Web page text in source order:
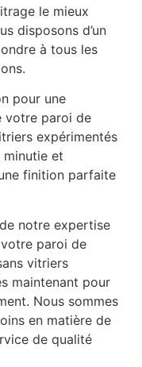
le mieux
disposons d’un
à tous les
pour une
votre paroi de
expérimentés
et
finition parfaite
notre expertise
paroi de
vitriers
maintenant pour
Nous sommes
en matière de
de qualité